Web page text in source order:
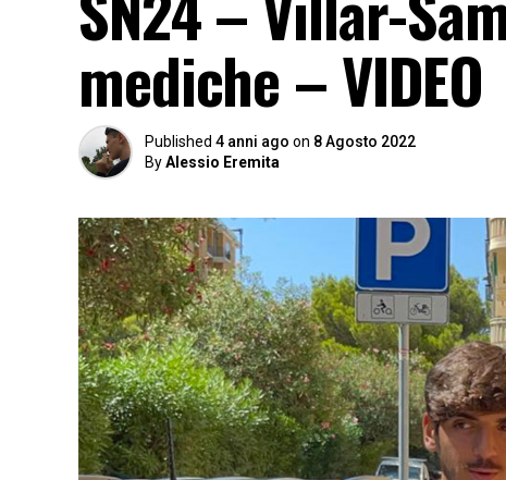
mediche – VIDEO
Published 4 anni ago on 8 Agosto 2022
ByAlessio Eremita